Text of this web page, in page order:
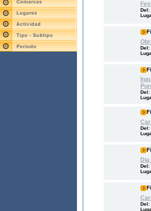
Del:
Del:
Del:
Del:
Del:
Del: